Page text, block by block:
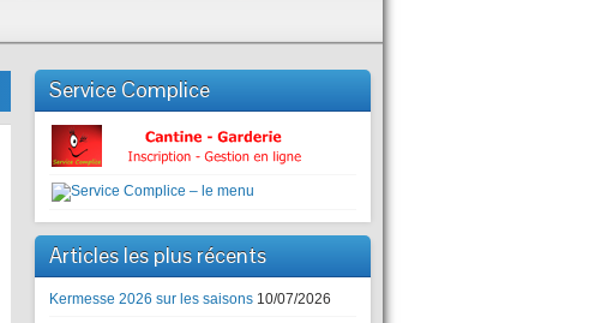
Service Complice
Articles les plus récents
Kermesse 2026 sur les saisons 10/07/2026